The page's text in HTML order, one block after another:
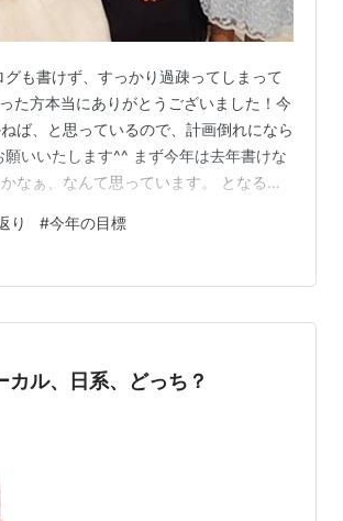
も書けず、すっかり過疎ってしまって
た方本当にありがとうございました！今
ば、と思っているので、計画倒れになら
いいたします^^ まず今年は去年書けな
なぁ、なんて思っています。 となる
になってしまうのですが…今日のブログ
内容は詳し…
り #今年の目標
ル、日系、どっち？